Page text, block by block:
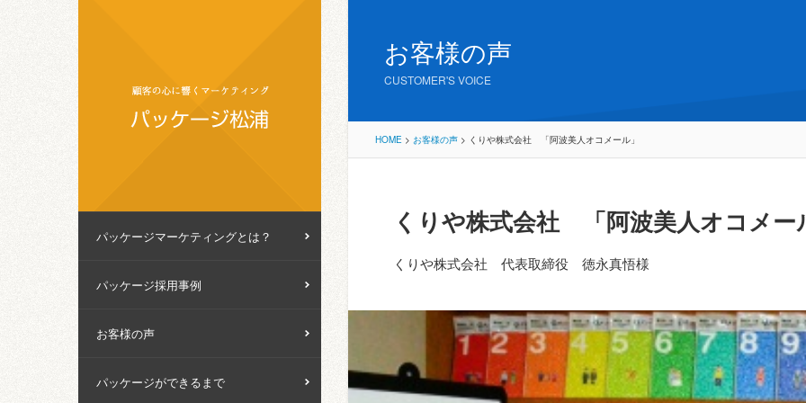
パッケージマーケティングとは？
パッケージ採用事例
お客様の声
パッケージができるまで
お客様の声
CUSTOMER'S VOICE
HOME > お客様の声 > くりや株式会社 「阿波美人オコメール」
くりや株式会社 「阿波美人オコメー
くりや株式会社 代表取締役 徳永真悟様